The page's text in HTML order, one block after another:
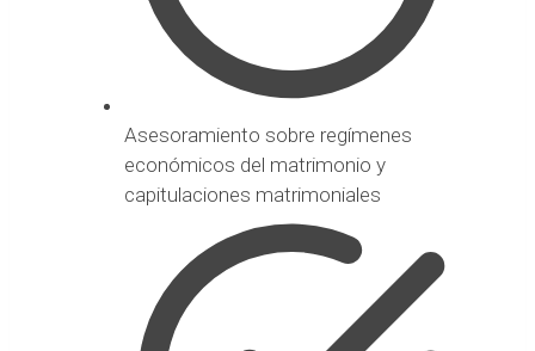
Asesoramiento sobre regímenes
económicos del matrimonio y
capitulaciones matrimoniales